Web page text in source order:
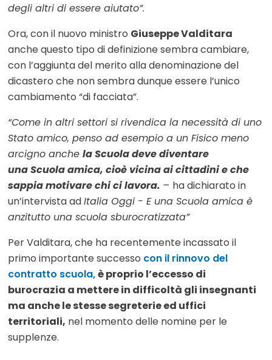
degli altri di essere aiutato”.
Ora, con il nuovo ministro Giuseppe Valditara
anche questo tipo di definizione sembra cambiare,
con l’aggiunta del merito alla denominazione del
dicastero che non sembra dunque essere l’unico
cambiamento “di facciata”.
“Come in altri settori si rivendica la necessità di uno
Stato amico, penso ad esempio a un Fisico meno
arcigno anche la Scuola deve diventare
unaScuola amica, cioè vicina ai cittadini e che
sappia motivare chi ci lavora. – ha dichiarato in
un’intervista adItalia Oggi - E una Scuola amica è
anzitutto una scuola sburocratizzata”
Per Valditara, che ha recentemente incassato il
primo importante successo con il rinnovo del
contratto scuola,è proprio l’eccesso di
burocrazia a mettere in difficoltà gli insegnanti
ma anche le stesse segreterie ed uffici
territoriali, nel momento delle nomine per le
supplenze.